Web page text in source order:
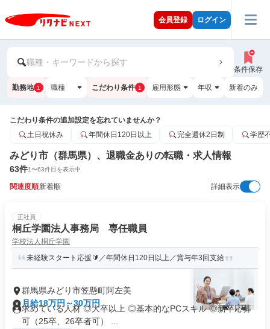
会員登録 ログイン
職種・キーワードから探す
条件保存
勤務地 1 職種 こだわり条件 1 雇用形態 年収 新着のみ
こだわり条件の追加設定を忘れていませんか？
土日祝休み
年間休日120日以上 完全週休2日制 学歴
みどり市（群馬県）、退職金ありの転職・求人情報
63件1〜63件目を表示中
関連度順新着順 詳細表示
正社員
桐丘学園法人事務局 専任職員
学校法人桐丘学園
未経験スタート応援🔰／年間休日120日以上／賞与年3回支給
群馬県みどり市笠懸町阿左美
月給18万円～30万円
求めている人材 ◎大卒以上 ◎基本的なPCスキル ◎新卒応募
可（25卒、26卒者可） ...